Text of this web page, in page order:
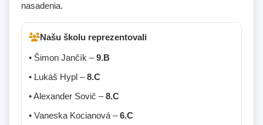
nasadenia.
Našu školu reprezentovali
• Šimon Jančík –9.B
• Lukáš Hypl –8.C
• Alexander Sovič –8.C
• Vaneska Kocianová –6.C